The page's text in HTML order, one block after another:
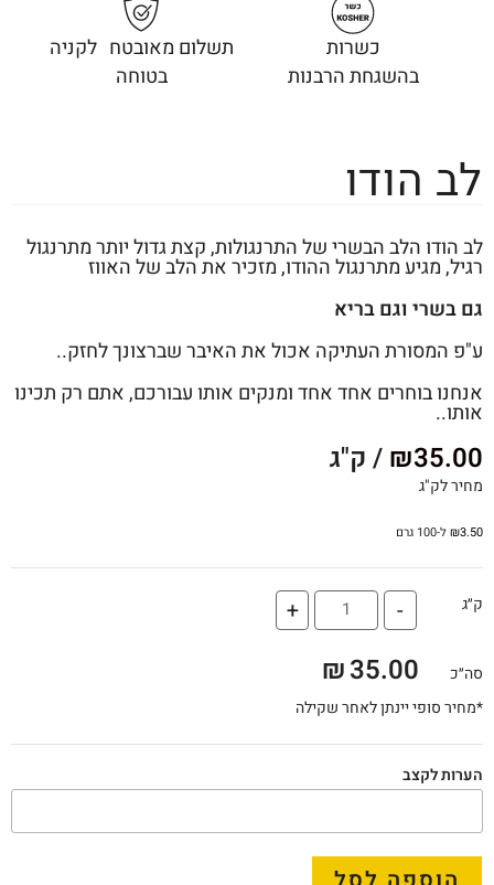
לב הודו
לב הודו הלב הבשרי של התרנגולות, קצת גדול יותר מתרנגול
רגיל, מגיע מתרנגול ההודו, מזכיר את הלב של האווז
גם בשרי וגם בריא
ע"פ המסורת העתיקה אכול את האיבר שברצונך לחזק..
אנחנו בוחרים אחד אחד ומנקים אותו עבורכם, אתם רק תכינו
אותו..
₪35.00 / ק"ג
מחיר לק"ג
₪3.50 ל-100 גרם
ק״ג -
+
סה״כ 35.00
₪
*מחיר סופי יינתן לאחר שקילה
הערות לקצב
כשרות
בהשגחת הרבנות
תשלום מאובטח לקניה
בטוחה